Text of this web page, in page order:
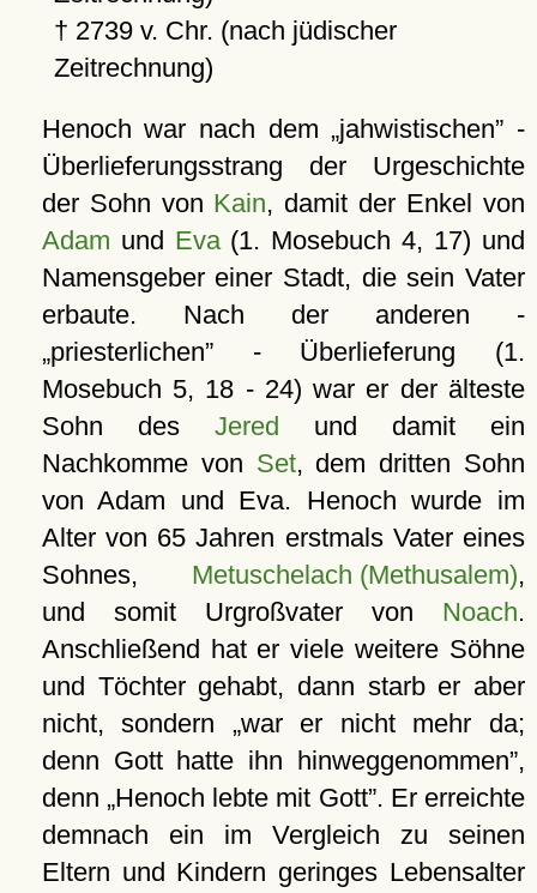
† 2739 v. Chr. (nach jüdischer
Zeitrechnung)
Henoch war nach dem jahwistischen
-
Überlieferungsstrang der Urgeschichte
der Sohn von Kain, damit der Enkel von
Adam und Eva(1. Mosebuch 4, 17) und
Namensgeber einer Stadt, die sein Vater
erbaute. Nach der anderen -
priesterlichen - Überlieferung (1.
Mosebuch 5, 18 - 24) war er der älteste
Sohn des Jered und damit ein
Nachkomme von Set, dem dritten Sohn
von Adam und Eva. Henoch wurde im
Alter von 65 Jahren erstmals Vater eines
Sohnes, Metuschelach (Methusalem),
und somit Urgroßvater von Noach.
Anschließend hat er viele weitere Söhne
und Töchter gehabt, dann starb er aber
nicht, sondern
war er nicht mehr da;
denn Gott hatte ihn hinweggenommen ,
denn Henoch lebte mit Gott . Er erreichte
demnach ein im Vergleich zu seinen
Eltern und Kindern geringes Lebensalter